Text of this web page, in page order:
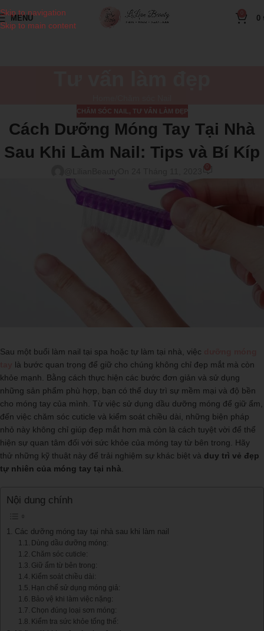
Skip to navigation
Skip to main content
MENU 0
CHĂM SÓC NAIL , TƯ VẤN LÀM ĐẸP
Cách Dưỡng Móng Tay Tại Nhà
Sau Khi Làm Nail: Tips và Bí Kíp
Sau một buổi làm nail tại spa hoặc tự làm tại nhà, việc
là bước quan trọng để giữ cho chúng không chỉ đẹp mắt mà còn
khỏe mạnh. Bằng cách thực hiện các bước đơn giản và sử dụng
những sản phẩm phù hợp, bạn có thể duy trì sự mềm mại và độ bền
cho móng tay của mình. Từ việc sử dụng dầu dưỡng móng để giữ ẩm,
đến việc chăm sóc cuticle và kiểm soát chiều dài, những biện pháp
nhỏ này không chỉ giúp đẹp mắt hơn mà còn là cách tuyệt vời để thể
hiện sự quan tâm đối với sức khỏe của móng tay từ bên trong. Hãy
thử những kỹ thuật này để trải nghiệm sự khác biệt và duy trì vẻ đẹp
tự nhiên của móng tay tại nhà
Nội dung chính
Các dưỡng móng tay tại nhà sau khi làm nail
Dùng dầu dưỡng móng:
Chăm sóc cuticle:
Giữ ẩm từ bên trong:
Kiểm soát chiều dài:
Hạn chế sử dụng móng giả:
Bảo vệ khi làm việc nặng:
Chọn đúng loại sơn móng:
Kiểm tra sức khỏe tổng thể: